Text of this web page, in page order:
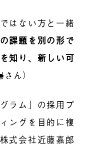
はない方と一緒
課題を別の形で
知り、新しい可
ん）
ラム」の採用プ
ングを目的に複
式会社近藤嘉郎